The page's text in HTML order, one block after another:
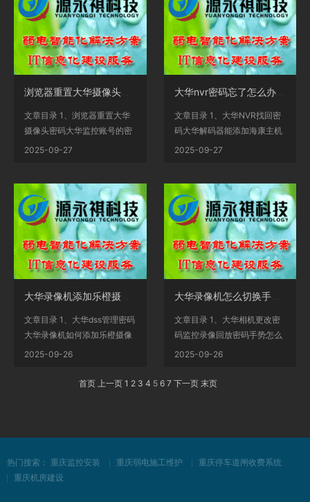
文章目录 1、浏览器重置大华
摄像头密码大华监控账号的密
码输入错误被锁定了...
2025-09-27
大华nvr密码忘了怎么办(大华nvr接入海康平台)
文章目录 1、大华NVR找回密
码大华解码器能添加海康主机
吗？2、大华录像机模拟...
2025-09-27
文章目录 1、大华dss管理密码
大华录像机如何添加乐橙摄像
头视频？2、大华ds...
2025-09-26
大华录像机怎么切换手势密码(大华录像机设置手势密码)
文章目录 1、大华相机更改密
码监控录像回放密码手势怎么
修改？2、大华摄像机...
2025-09-26
首页 上一页 1 2 3 4 5 6 7 下一页 末页
热门搜索： 重庆监控安装 重庆弱电施工维护
重庆停车道闸收费系统
重庆机房建设